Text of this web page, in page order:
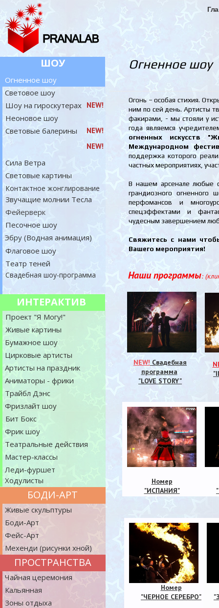
ШОУ
NEW!
NEW!
ИНТЕРАКТИВ
БОДИ-АРТ
ПРОСТРАНСТВА
NEW!
Огненное шоу
Световое шоу
Песочное шоу
Фейерверк
Контактное жонглирование
Проект "Я Могу!"
Живые картины
Бумажное шоу
Цирковые артисты
Артисты на праздник
Трайбл Дэнс
Аниматоры - фрики
Фризлайт шоу
Бит Бокс
Фрик шоу
Театральные действия
Мастер-классы
Леди-фуршет
Ходулисты
Живые скульптуры
Боди-Арт
Фейс-Арт
Мехенди (рисунки хной)
Чайная церемония
Кальянная
Зоны отдыха
Световые картины
Сила Ветра
Звучащие молнии Тесла
Неоновое шоу
Флаговое шоу
Эбру (Водная анимация)
Театр теней
Свадебная шоу-программа
Световые балерины
Шоу на гироскутерах
Номер
"ИСПАНИЯ"
Наши программы:
Номер
"ЧЕРНОЕ СЕРЕБРО"
Огонь – особая стихия.
ним по сей день. Артисты
факирами, - мы стояли у
года являемся
огненных искусств
Международном
поддержка которого
частных мероприятиях,
В нашем арсенале любые
грандиозного огненного
перфомансов и
спецэффектами и
чудесным завершением
Свяжитесь с нами
Вашего мероприятия!
NEW! Свадебная
программа
"LOVE STORY"
Огненное шоу